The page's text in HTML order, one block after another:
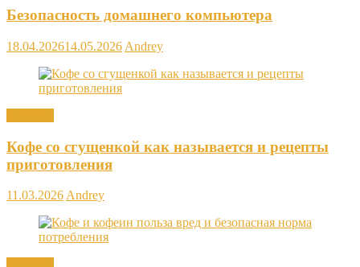
Безопасность домашнего компьютера
18.04.202614.05.2026 Andrey
Кофе со сгущенкой как называется и рецепты
приготовления
11.03.2026 Andrey